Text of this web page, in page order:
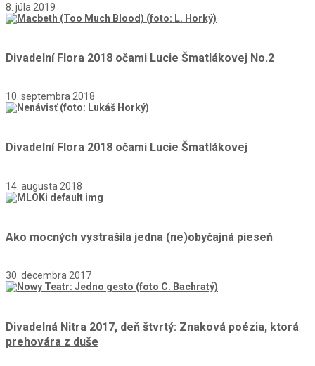
8. júla 2019
Divadelní Flora 2018 očami Lucie Šmatlákovej No.2
10. septembra 2018
Divadelní Flora 2018 očami Lucie Šmatlákovej
14. augusta 2018
Ako mocných vystrašila jedna (ne)obyčajná pieseň
30. decembra 2017
Divadelná Nitra 2017, deň štvrtý: Znaková poézia, ktorá
prehovára z duše